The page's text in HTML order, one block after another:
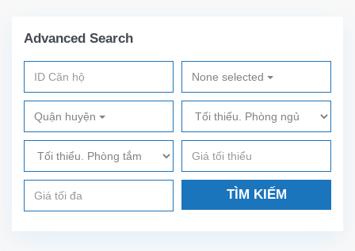
Advanced Search
None selected
Quận huyện
TÌM KIẾM